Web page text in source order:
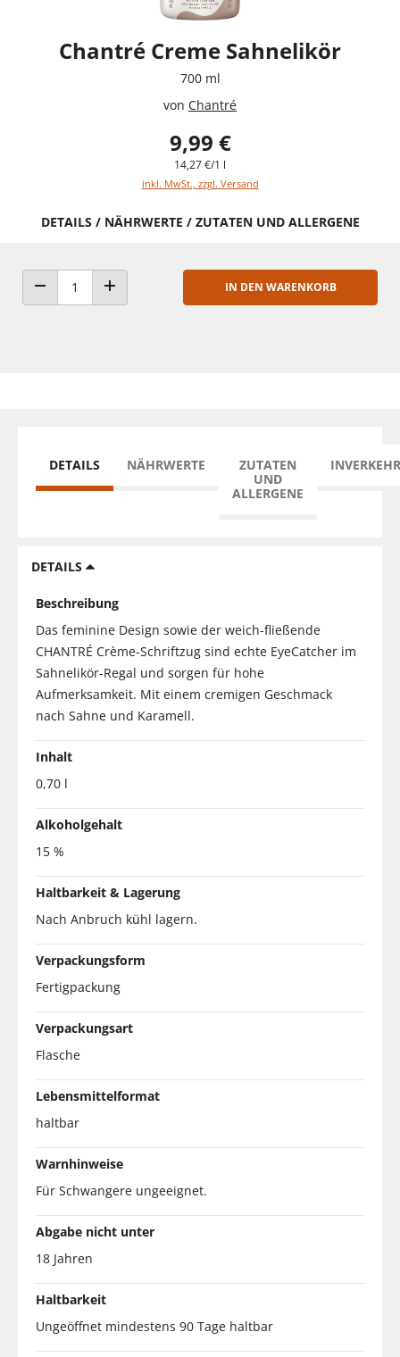
Chantré Creme Sahnelikör
700 ml
von Chantré
9,99 €
14,27 €/1 l
inkl. MwSt., zzgl. Versand
DETAILS / NÄHRWERTE / ZUTATEN UND ALLERGENE
ANZAHL VERRINGERNANZAHL ERHÖHEN
IN DEN WARENKORB
DETAILS NÄHRWERTE
ZUTATEN
UND
ALLERGENE
DETAILS
Beschreibung
Das feminine Design sowie der weich-fließende
CHANTRÉ Crème-Schriftzug sind echte EyeCatcher im
Sahnelikör-Regal und sorgen für hohe
Aufmerksamkeit. Mit einem cremigen Geschmack
nach Sahne und Karamell.
Inhalt
0,70 l
Alkoholgehalt
15 %
Haltbarkeit & Lagerung
Nach Anbruch kühl lagern.
Verpackungsform
Fertigpackung
Verpackungsart
Flasche
Lebensmittelformat
haltbar
Warnhinweise
Für Schwangere ungeeignet.
Abgabe nicht unter
18 Jahren
Haltbarkeit
Ungeöffnet mindestens 90 Tage haltbar